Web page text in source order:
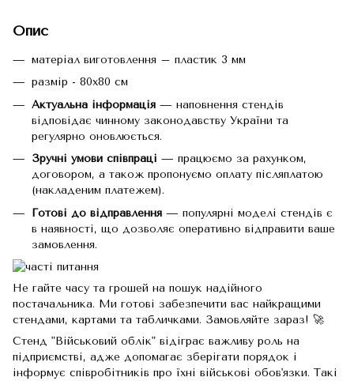
Опис
матеріал виготовлення – пластик 3 мм
размір - 80х80 см
Актуальна інформація — наповнення стендів
відповідає чинному законодавству України та
регулярно оновлюється.
Зручні умови співпраці — працюємо за рахунком,
договором, а також пропонуємо оплату післяплатою
(накладеним платежем).
Готові до відправлення — популярні моделі стендів є
в наявності, що дозволяє оперативно відправити ваше
замовлення.
Не гайте часу та грошей на пошук надійного
постачальника. Ми готові забезпечити вас найкращими
стендами, картами та табличками. Замовляйте зараз! 🚀
Стенд "Військовий облік" відіграє важливу роль на
підприємстві, адже допомагає зберігати порядок і
інформує співробітників про їхні військові обов'язки. Такі